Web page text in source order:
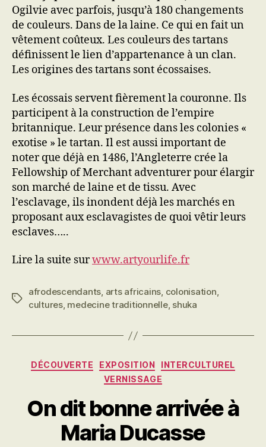
Ogilvie avec parfois, jusqu’à 180 changements
de couleurs. Dans de la laine. Ce qui en fait un
vêtement coûteux. Les couleurs des tartans
définissent le lien d’appartenance à un clan.
Les origines des tartans sont écossaises.
Les écossais servent fièrement la couronne. Ils
participent à la construction de l’empire
britannique. Leur présence dans les colonies «
exotise » le tartan. Il est aussi important de
noter que déjà en 1486, l’Angleterre crée la
Fellowship of Merchant adventurer pour élargir
son marché de laine et de tissu. Avec
l’esclavage, ils inondent déjà les marchés en
proposant aux esclavagistes de quoi vêtir leurs
esclaves…..
Lire la suite surwww.artyourlife.fr
Étiquettes
afrodescendants, arts africains, colonisation,
cultures, medecine traditionnelle, shuka
Catégories
DÉCOUVERTE EXPOSITION
INTERCULTUREL
VERNISSAGE
On dit bonne arrivée à
Maria Ducasse